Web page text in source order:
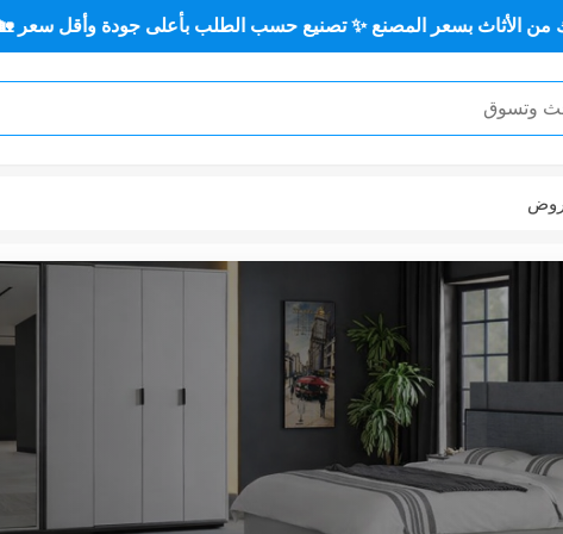
حسب الطلب بأعلى جودة وأقل سعر 🏡✨ أثاث منزلي ✨🏡